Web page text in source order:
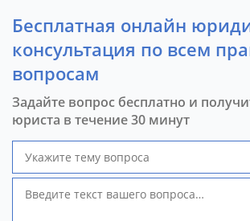
Бесплатная онлайн
консультация по всем
вопросам
Задайте вопрос бесплатно и
юриста в течение 30 минут